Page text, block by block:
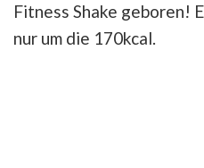
Fitness Shake geboren!
nur um die 170kcal.